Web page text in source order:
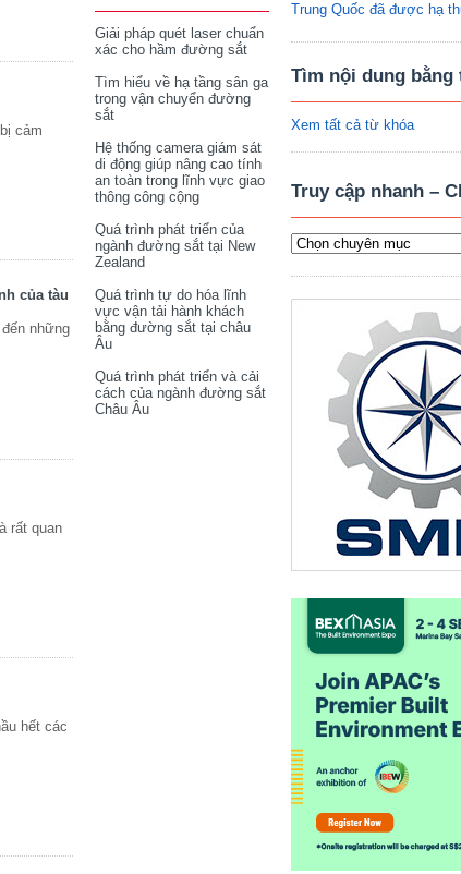
cảm
của tàu
những
rất quan
hết các
Giải pháp quét laser chuẩn
xác cho hầm đường sắt
Tìm hiểu về hạ tầng sân ga
trong vận chuyển đường
sắt
Hệ thống camera giám sát
di động giúp nâng cao tính
an toàn trong lĩnh vực giao
thông công cộng
Quá trình phát triển của
ngành đường sắt tại New
Zealand
Quá trình tự do hóa lĩnh
vực vận tải hành khách
bằng đường sắt tại châu
Âu
Quá trình phát triển và cải
cách của ngành đường sắt
Châu Âu
Trung Quốc đã được hạ
Tìm nội dung bằng
Xem tất cả từ khóa
Truy cập nhanh –